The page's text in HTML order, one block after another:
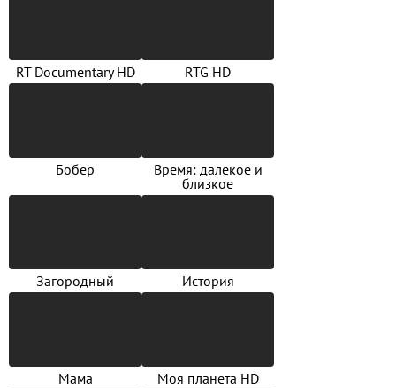
RT Documentary HD RTG HD
Бобер
Время: далекое и
близкое
Загородный История
Мама Моя планета HD